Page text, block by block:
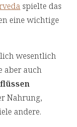
spielte das
eine wichtige
wesentlich
aber auch
Nahrung,
andere.